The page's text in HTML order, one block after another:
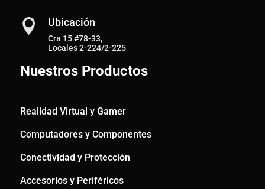
 Ubicación
Cra 15 #78-33,
Locales 2-224/2-225
Nuestros Productos
Realidad Virtual y Gamer
Computadores y Componentes
Conectividad y Protección
Accesorios y Periféricos